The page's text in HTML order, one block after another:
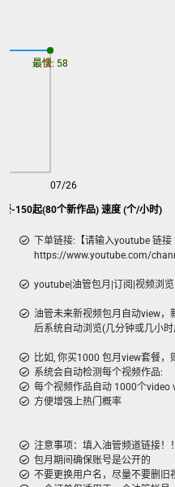
-150起(80个新作品) 速度 (个/小时)
07/26
最慢: 58
最快: 58
下单链接:【请输入youtube 链接
https://www.youtube.com/
youtube|油管包月|订阅|视频浏
油管未来新视频包月自动view，
后系统自动浏览(几分钟或几小
比如, 你买1000 包月view套餐
系统会自动检测每个视频作品:
每个视频作品自动 1000个video
方便增强上热门概率
注意事项：填入油管频道链接！
包月期间确保账号是公开的
不要更换用户名，尽量不要删旧